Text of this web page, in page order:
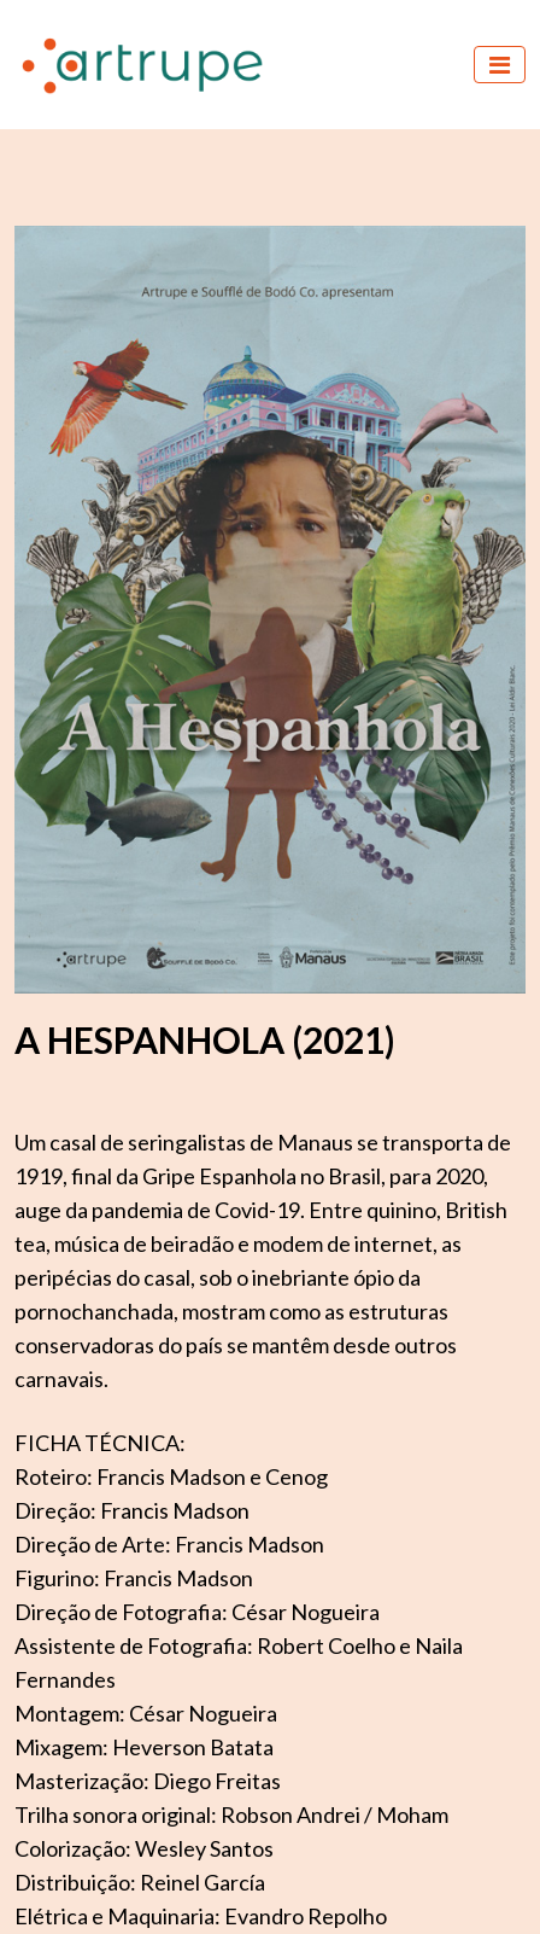
A HESPANHOLA (2021)
Um casal de seringalistas de Manaus se transporta de
1919, final da Gripe Espanhola no Brasil, para 2020,
auge da pandemia de Covid-19. Entre quinino, British
tea, música de beiradão e modem de internet, as
peripécias do casal, sob o inebriante ópio da
pornochanchada, mostram como as estruturas
conservadoras do país se mantêm desde outros
carnavais.
FICHA TÉCNICA:
Roteiro: Francis Madson e Cenog
Direção: Francis Madson
Direção de Arte: Francis Madson
Figurino: Francis Madson
Direção de Fotografia: César Nogueira
Assistente de Fotografia: Robert Coelho e Naila
Fernandes
Montagem: César Nogueira
Mixagem: Heverson Batata
Masterização: Diego Freitas
Trilha sonora original: Robson Andrei / Moham
Colorização: Wesley Santos
Distribuição: Reinel García
Elétrica e Maquinaria: Evandro Repolho